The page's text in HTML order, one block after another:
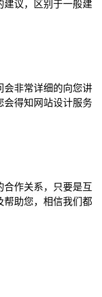
建议，区别于一般建
会非常详细的向您讲
会得知网站设计服务
合作关系，只要是互
帮助您，相信我们都